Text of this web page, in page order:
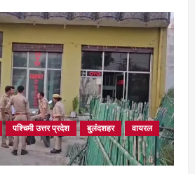
पश्चिमी उत्तर प्रदेश बुलंदशहर
वायरल